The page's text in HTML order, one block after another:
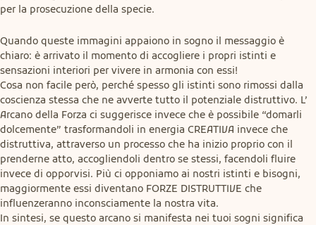
per la prosecuzione della specie.
Quando queste immagini appaiono in sogno il messaggio è
chiaro: è arrivato il momento di accogliere i propri istinti e
sensazioni interiori per vivere in armonia con essi!
Cosa non facile però, perché spesso gli istinti sono rimossi dalla
coscienza stessa che ne avverte tutto il potenziale distruttivo. L’
Arcano della Forza ci suggerisce invece che è possibile “domarli
dolcemente” trasformandoli in energia CREATIVA invece che
distruttiva, attraverso un processo che ha inizio proprio con il
prenderne atto, accogliendoli dentro se stessi, facendoli fluire
invece di opporvisi. Più ci opponiamo ai nostri istinti e bisogni,
maggiormente essi diventano FORZE DISTRUTTIVE che
influenzeranno inconsciamente la nostra vita.
In sintesi, se questo arcano si manifesta nei tuoi sogni significa